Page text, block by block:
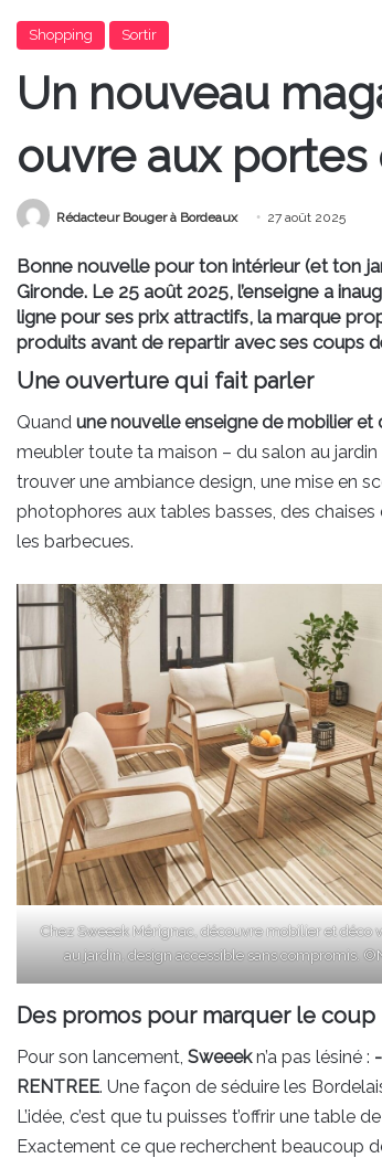
Shopping Sortir
Un nouveau
ouvre aux portes
Rédacteur Bouger à Bordeaux 27 août 2025
Bonne nouvelle pour ton intérieur (et ton
Gironde. Le 25 août 2025, l’enseigne a
ligne pour ses prix attractifs, la marque
produits avant de repartir avec ses coups
Une ouverture qui fait parler
Quand une nouvelle enseigne de mobilier et
meubler toute ta maison – du salon au
trouver une ambiance design, une mise en
photophores aux tables basses, des
les barbecues.
Chez Sweeek Mérignac, découvre mobilier et déco
au jardin, design accessible sans compromis.
Des promos pour marquer le coup
Pour son lancement, Sweeekn’a pas lésiné :
RENTREE. Une façon de séduire les
L’idée, c’est que tu puisses t’offrir une table
Exactement ce que recherchent beaucoup